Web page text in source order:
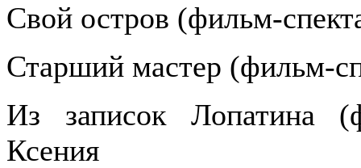
Свой остров (фильм-
Старший мастер (фильм-
Из записок Лопатина
Ксения